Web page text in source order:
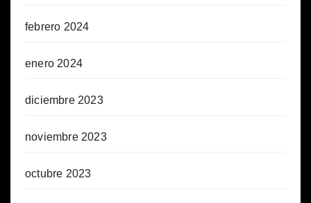
febrero 2024
enero 2024
diciembre 2023
noviembre 2023
octubre 2023